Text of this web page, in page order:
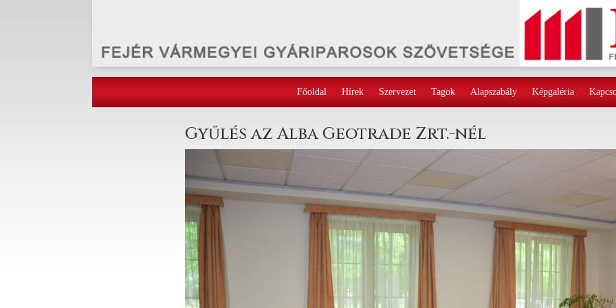
Főoldal Hírek Szervezet Tagok Alapszabály Képgaléria
Gyűlés az Alba Geotrade Zrt.-nél